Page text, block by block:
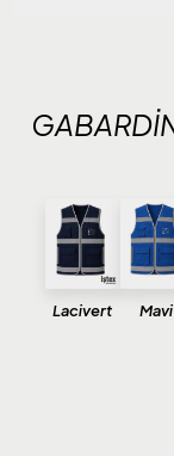
Lacivert Mavi